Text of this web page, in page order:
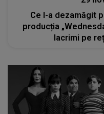
Ce l-a dezamăgit
producția
lacrimi pe